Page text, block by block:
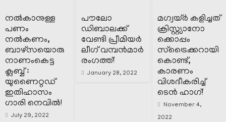
നൽകാനുള്ള
പണം
നൽകണം,
ബാഴ്സയൊരു
നാണംകെട്ട
ക്ലബ്ബ് :
യുണൈറ്റഡ്
ഇതിഹാസം
ഗാരി നെവിൽ!
July 29, 2022
പൗലോ
ഡിബാലക്ക്
വേണ്ടി പ്രീമിയർ
ലീഗ് വമ്പൻമാർ
രംഗത്ത്!
January 28, 2022
മഗ്വയ്ർ കളിച്ചത്
ക്രിസ്റ്റ്യാനോ
ക്കൊപ്പം
സ്ട്രൈക്കറായി
കൊണ്ട്,
കാരണം
വിശദീകരിച്ച്
ടെൻ ഹാഗ്!
November 4,
2022